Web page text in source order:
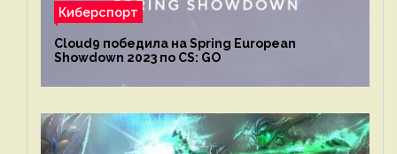
Киберспорт
Cloud9 победила на Spring European
Showdown 2023 по CS: GO